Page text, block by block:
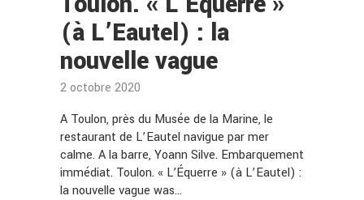
(à L’Eautel) : la
nouvelle vague
2 octobre 2020
A Toulon, près du Musée de la Marine, le
restaurant de L’Eautel navigue par mer
calme. A la barre, Yoann Silve. Embarquement
immédiat. Toulon. « L’Équerre » (à L’Eautel) :
la nouvelle vague was…